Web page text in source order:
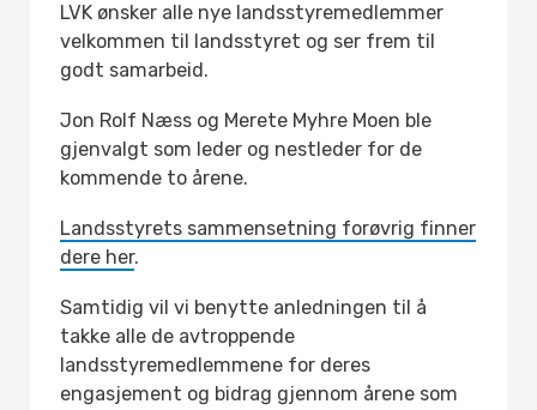
LVK ønsker alle nye landsstyremedlemmer
velkommen til landsstyret og ser frem til
godt samarbeid.
Jon Rolf Næss og Merete Myhre Moen ble
gjenvalgt som leder og nestleder for de
kommende to årene.
Landsstyrets sammensetning forøvrig finner
dere her.
Samtidig vil vi benytte anledningen til å
takke alle de avtroppende
landsstyremedlemmene for deres
engasjement og bidrag gjennom årene som